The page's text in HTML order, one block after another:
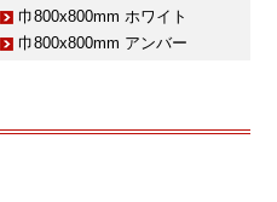
巾800x800mm ホワイト
巾800x800mm アンバー